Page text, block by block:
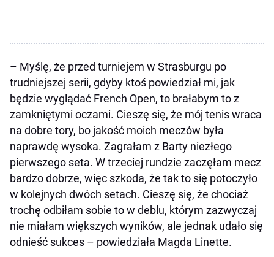
– Myślę, że przed turniejem w Strasburgu po
trudniejszej serii, gdyby ktoś powiedział mi, jak
będzie wyglądać French Open, to brałabym to z
zamkniętymi oczami. Cieszę się, że mój tenis wraca
na dobre tory, bo jakość moich meczów była
naprawdę wysoka. Zagrałam z Barty niezłego
pierwszego seta. W trzeciej rundzie zaczęłam mecz
bardzo dobrze, więc szkoda, że tak to się potoczyło
w kolejnych dwóch setach. Cieszę się, że chociaż
trochę odbiłam sobie to w deblu, którym zazwyczaj
nie miałam większych wyników, ale jednak udało się
odnieść sukces – powiedziała Magda Linette.